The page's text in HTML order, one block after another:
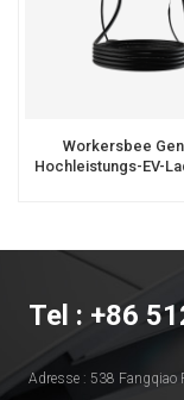
Workersbee
Hochleistungs-EV-
Tel : +86
Adresse : 538 Fangqiao